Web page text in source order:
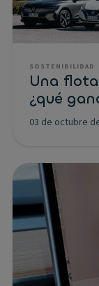
SOSTENIBILIDAD
Una
¿qué
03 de octubre